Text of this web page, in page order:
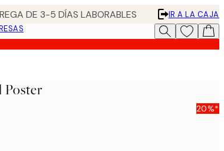
DE 3-5 DÍAS LABORABLES
IR A LA CAJA
Poster
20%*